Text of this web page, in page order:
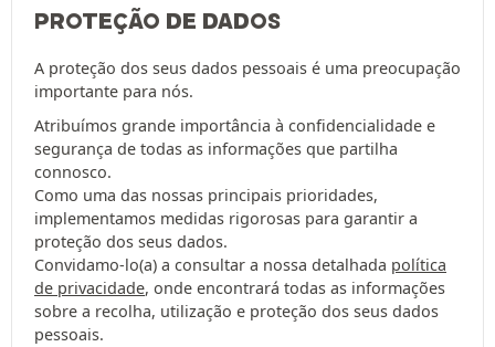
PROTEÇÃO DE DADOS
A proteção dos seus dados pessoais é uma preocupação
importante para nós.
Atribuímos grande importância à confidencialidade e
segurança de todas as informações que partilha
connosco.
Como uma das nossas principais prioridades,
implementamos medidas rigorosas para garantir a
proteção dos seus dados.
Convidamo-lo(a) a consultar a nossa detalhada política
de privacidade, onde encontrará todas as informações
sobre a recolha, utilização e proteção dos seus dados
pessoais.